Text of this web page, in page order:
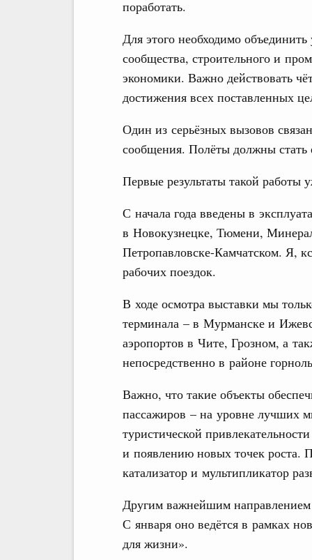
поработать.
Для этого необходимо
сообщества, строительного и
экономики. Важно действовать
достижения всех поставленных
Один из серьёзных вызовов
сообщения. Полёты должны стать
Первые результаты такой работы
С начала года введены в
в Новокузнецке, Тюмени,
Петропавловске-Камчатском. Я,
рабочих поездок.
В ходе осмотра выставки мы
терминала – в Мурманске и
аэропортов в Чите, Грозном, а
непосредственно в районе
Важно, что такие объекты
пассажиров – на уровне лучших
туристической
и появлению новых точек роста.
катализатор и мультипликатор
Другим важнейшим направлением
С января оно ведётся в рамках
для жизни».